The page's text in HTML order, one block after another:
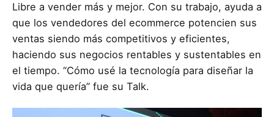
Libre a vender más y mejor. Con su trabajo, ayuda a
que los vendedores del ecommerce potencien sus
ventas siendo más competitivos y eficientes,
haciendo sus negocios rentables y sustentables en
el tiempo. “Cómo usé la tecnología para diseñar la
vida que quería” fue su Talk.